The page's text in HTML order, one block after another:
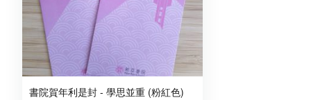
書院賀年利是封 - 學思並重 (粉紅色)